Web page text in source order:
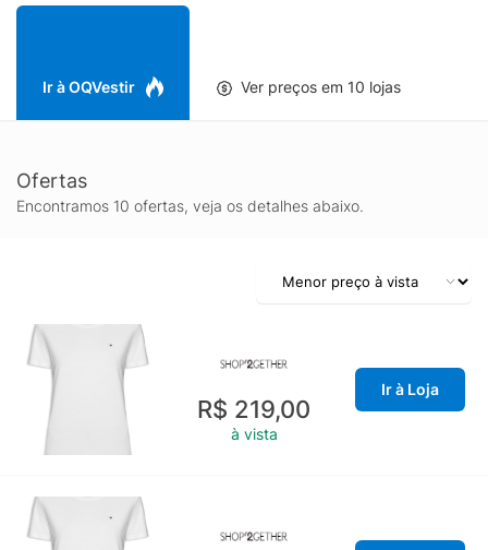
Ir à OQVestir Ver preços em 10 lojas
Ofertas
Encontramos 10 ofertas, veja os detalhes abaixo.
R$ 219,00
à vista
Ir à Loja